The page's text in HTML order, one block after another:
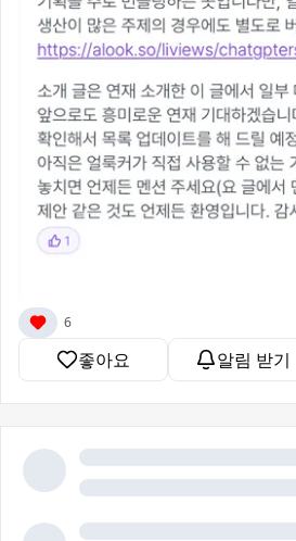
6
좋아요 알림 받기